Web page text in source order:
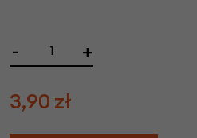
- +
3,90 zł